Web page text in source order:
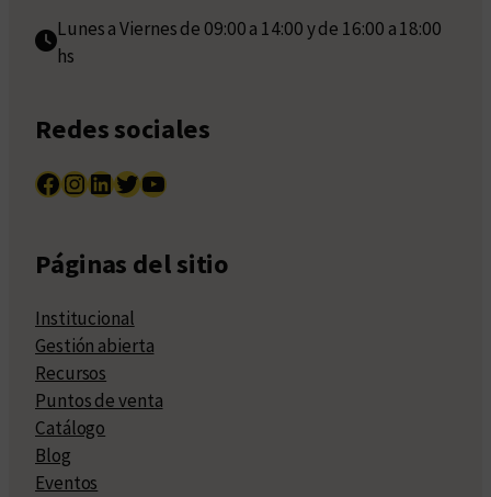
Lunes a Viernes de 09:00 a 14:00 y de 16:00 a 18:00
hs
Redes sociales
Facebook InstagramLinkedIn Twitter YouTube
Páginas del sitio
Institucional
Gestión abierta
Recursos
Puntos de venta
Catálogo
Blog
Eventos